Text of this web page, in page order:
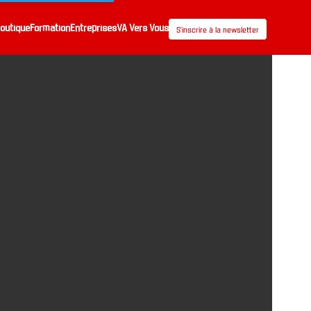
FormationEntreprisesVA Vers Vous S’inscrire à la newsletter